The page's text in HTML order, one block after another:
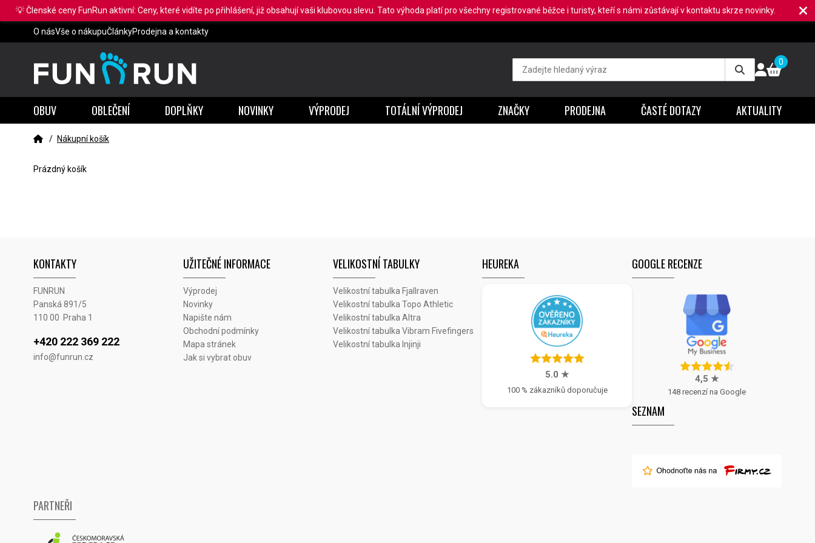
O násVše o nákupuČlánkyProdejna a kontakty
0
OBUV OBLEČENÍ DOPLŇKY NOVINKY VÝPRODEJ TOTÁLNÍ VÝPRODEJ ZNAČKY PRODEJNA ČASTÉ DOTAZY AKTUALITY
/ Nákupní košík
Prázdný košík
KONTAKTY
FUNRUN
Panská 891/5
110 00 Praha 1
+420 222 369 222
info@funrun.cz
UŽITEČNÉ INFORMACE
Výprodej
Novinky
Napište nám
Obchodní podmínky
Mapa stránek
Jak si vybrat obuv
VELIKOSTNÍ TABULKY
Velikostní tabulka Fjallraven
Velikostní tabulka Topo Athletic
Velikostní tabulka Altra
Velikostní tabulka Vibram Fivefingers
Velikostní tabulka Injinji
HEUREKA
5.0 ★
100 % zákazníků doporučuje
GOOGLE RECENZE
4,5 ★
148 recenzí na Google
SEZNAM
PARTNEŘI
💡 Členské ceny FunRun aktivní: Ceny, které vidíte po přihlášení, již obsahují vaši klubovou slevu. Tato výhoda platí pro všechny registrované běžce i turisty, kteří s námi zůstávají v kontaktu skrze novinky.